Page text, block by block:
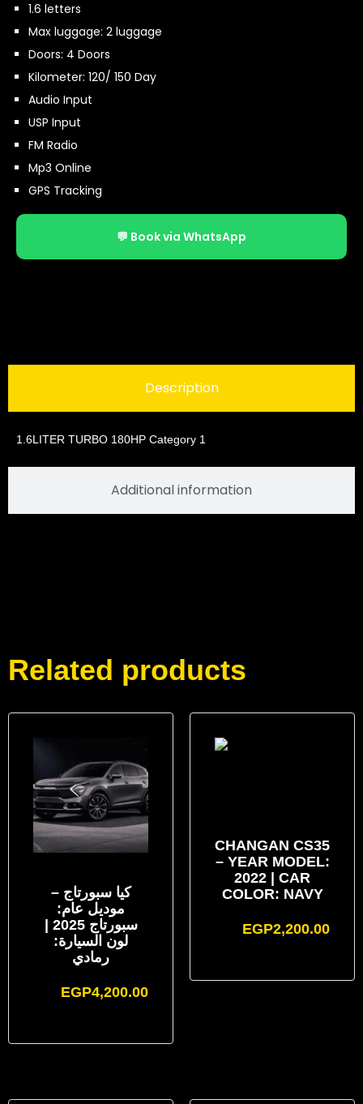
1.6 letters
Max luggage: 2 luggage
Doors: 4 Doors
Kilometer: 120/ 150 Day
Audio Input
USP Input
FM Radio
Mp3 Online
GPS Tracking
💬 Book via WhatsApp
Description
Additional information
1.6LITER TURBO 180HP Category 1
Related products
كيا سبورتاج –
موديل عام:
لون السيارة:
رمادي
EGP4,200.00
CHANGAN CS35
– YEAR MODEL:
2022 | CAR
COLOR: NAVY
EGP2,200.00